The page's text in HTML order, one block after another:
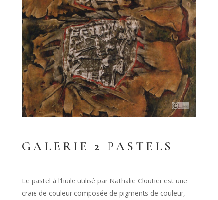
GALERIE 2 PASTELS
Le pastel à l’huile utilisé par Nathalie Cloutier est une
craie de couleur composée de pigments de couleur,